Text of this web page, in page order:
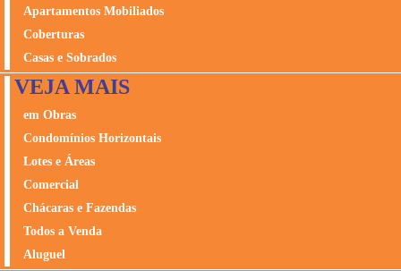
Apartamentos Mobiliados
Coberturas
Casas e Sobrados
VEJA MAIS
em Obras
Condomínios Horizontais
Lotes e Áreas
Comercial
Chácaras e Fazendas
Todos a Venda
Aluguel